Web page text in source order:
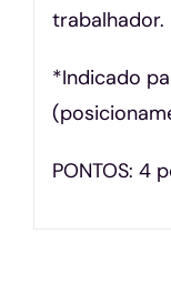
trabalhador.
*Indicado
PONTOS: 4